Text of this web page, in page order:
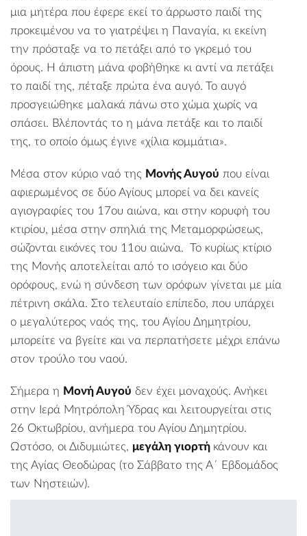
μια μητέρα που έφερε εκεί το άρρωστο παιδί της
προκειμένου να το γιατρέψει η Παναγία, κι εκείνη
την πρόσταξε να το πετάξει από το γκρεμό του
όρους. Η άπιστη μάνα φοβήθηκε κι αντί να πετάξει
το παιδί της, πέταξε πρώτα ένα αυγό. Το αυγό
προσγειώθηκε μαλακά πάνω στο χώμα χωρίς να
σπάσει. Βλέποντάς το η μάνα πετάξε και το παιδί
της, το οποίο όμως έγινε «χίλια κομμάτια».
Μέσα στον κύριο ναό της Μονής Αυγού που είναι
αφιερωμένος σε δύο Αγίους μπορεί να δει κανείς
αγιογραφίες του 17ου αιώνα, και στην κορυφή του
κτιρίου, μέσα στην σπηλιά της Μεταμορφώσεως,
σώζονται εικόνες του 11ου αιώνα. Το κυρίως κτίριο
της Μονής αποτελείται από το ισόγειο και δύο
ορόφους, ενώ η σύνδεση των ορόφων γίνεται με μία
πέτρινη σκάλα. Στο τελευταίο επίπεδο, που υπάρχει
ο μεγαλύτερος ναός της, του Αγίου Δημητρίου,
μπορείτε να βγείτε και να περπατήσετε μέχρι επάνω
στον τρούλο του ναού.
Σήμερα η Μονή Αυγού δεν έχει μοναχούς. Ανήκει
στην Ιερά Μητρόπολη Ύδρας και λειτουργείται στις
26 Οκτωβρίου, ανήμερα του Αγίου Δημητρίου.
Ωστόσο, οι Διδυμιώτες, μεγάλη γιορτή κάνουν και
της Αγίας Θεοδώρας (το Σάββατο της Α΄ Εβδομάδος
των Νηστειών).